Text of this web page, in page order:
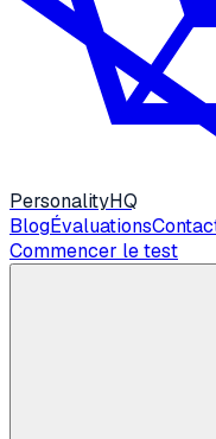
PersonalityHQ
BlogÉvaluations
Commencer le test